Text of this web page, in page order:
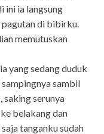
ini ia langsung
di bibirku.
memutuskan
yang sedang duduk
sambil
saking serunya
belakang dan
tanganku sudah